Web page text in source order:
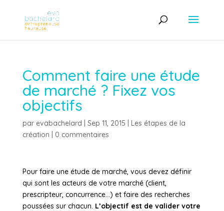
Comment faire une étude
de marché ? Fixez vos
objectifs
par evabachelard Sep 11, 2015
Les étapes de la
création
0 commentaires
Pour faire une étude de marché, vous devez définir
qui sont les acteurs de votre marché (client,
prescripteur, concurrence…) et faire des recherches
poussées sur chacun. L’objectif est de valider votre